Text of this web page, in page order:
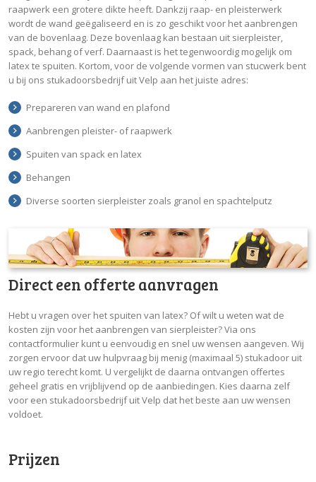
raapwerk een grotere dikte heeft. Dankzij raap- en pleisterwerk
wordt de wand geëgaliseerd en is zo geschikt voor het aanbrengen
van de bovenlaag. Deze bovenlaag kan bestaan uit sierpleister,
spack, behang of verf. Daarnaast is het tegenwoordig mogelijk om
latex te spuiten. Kortom, voor de volgende vormen van stucwerk bent
u bij ons stukadoorsbedrijf uit Velp aan het juiste adres:
Prepareren van wand en plafond
Aanbrengen pleister- of raapwerk
Spuiten van spack en latex
Behangen
Diverse soorten sierpleister zoals granol en spachtelputz
Direct een offerte aanvragen
Hebt u vragen over het spuiten van latex? Of wilt u weten wat de
kosten zijn voor het aanbrengen van sierpleister? Via ons
contactformulier kunt u eenvoudig en snel uw wensen aangeven. Wij
zorgen ervoor dat uw hulpvraag bij menig (maximaal 5) stukadoor uit
uw regio terecht komt. U vergelijkt de daarna ontvangen offertes
geheel gratis en vrijblijvend op de aanbiedingen. Kies daarna zelf
voor een stukadoorsbedrijf uit Velp dat het beste aan uw wensen
voldoet.
Prijzen